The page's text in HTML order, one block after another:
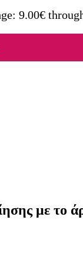
9.00€
με το